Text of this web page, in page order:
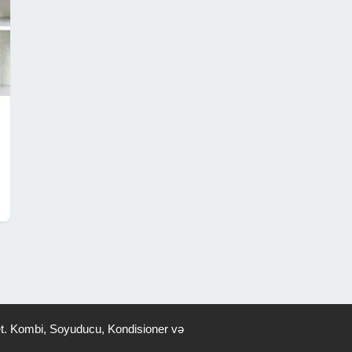
Kombi, Soyuducu, Kondisioner və